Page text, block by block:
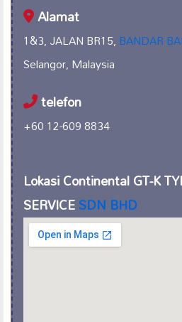
Alamat
1&3, JALAN BR15,BANDAR
Selangor, Malaysia
telefon
+60 12-609 8834
Lokasi Continental GT-K
SERVICESDN BHD